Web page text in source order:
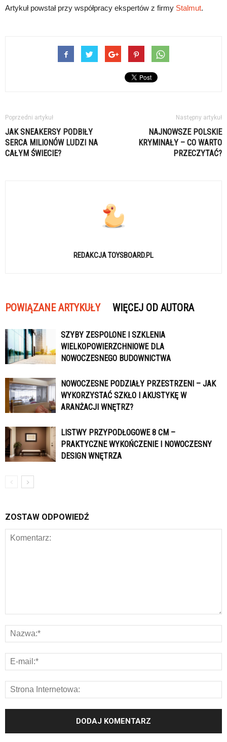
Artykuł powstał przy współpracy ekspertów z firmy Stalmut.
Poprzedni artykuł
JAK SNEAKERSY PODBIŁY
SERCA MILIONÓW LUDZI NA
CAŁYM ŚWIECIE?
Następny artykuł
NAJNOWSZE POLSKIE
KRYMINAŁY – CO WARTO
PRZECZYTAĆ?
REDAKCJA TOYSBOARD.PL
POWIĄZANE ARTYKUŁY WIĘCEJ OD AUTORA
SZYBY ZESPOLONE I SZKLENIA
WIELKOPOWIERZCHNIOWE DLA
NOWOCZESNEGO BUDOWNICTWA
NOWOCZESNE PODZIAŁY PRZESTRZENI – JAK
WYKORZYSTAĆ SZKŁO I AKUSTYKĘ W
ARANŻACJI WNĘTRZ?
LISTWY PRZYPODŁOGOWE 8 CM –
PRAKTYCZNE WYKOŃCZENIE I NOWOCZESNY
DESIGN WNĘTRZA
ZOSTAW ODPOWIEDŹ